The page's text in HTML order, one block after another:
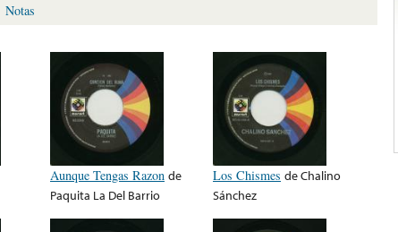
Notas
Aunque Tengas Razon de
Paquita La Del Barrio
Los Chismes deChalino
Sánchez